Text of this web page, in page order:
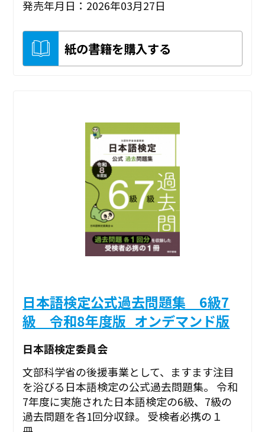
発売年月日：2026年03月27日
紙の書籍を購入する
日本語検定公式過去問題集 6級7
級 令和8年度版_オンデマンド版
日本語検定委員会
文部科学省の後援事業として、ますます注目
を浴びる日本語検定の公式過去問題集。 令和
7年度に実施された日本語検定の6級、7級の
過去問題を各1回分収録。 受検者必携の１